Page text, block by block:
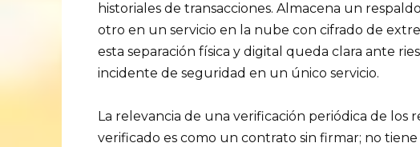
historiales de transacciones. Almacena un
otro en un servicio en la nube con cifrado de
esta separación física y digital queda clara ante
incidente de seguridad en un único servicio.
La relevancia de una verificación periódica de los
verificado es como un contrato sin firmar; no